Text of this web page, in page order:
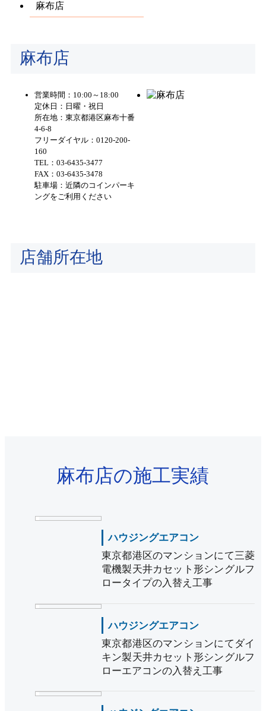
麻布店
麻布店
営業時間：10:00～18:00
定休日：日曜・祝日
所在地：東京都港区麻布十番
4-6-8
フリーダイヤル：0120-200-
160
TEL：03-6435-3477
FAX：03-6435-3478
駐車場：近隣のコインパーキ
ングをご利用ください
店舗所在地
麻布店の施工実績
ハウジングエアコン
東京都港区のマンションにて三菱
電機製天井カセット形シングルフ
ロータイプの入替え工事
ハウジングエアコン
東京都港区のマンションにてダイ
キン製天井カセット形シングルフ
ローエアコンの入替え工事